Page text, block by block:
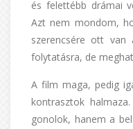
és felettébb drámai
Azt nem mondom,
szerencsére ott
folytatásra, de
A film maga, pedig
kontrasztok
gonolok, hanem a